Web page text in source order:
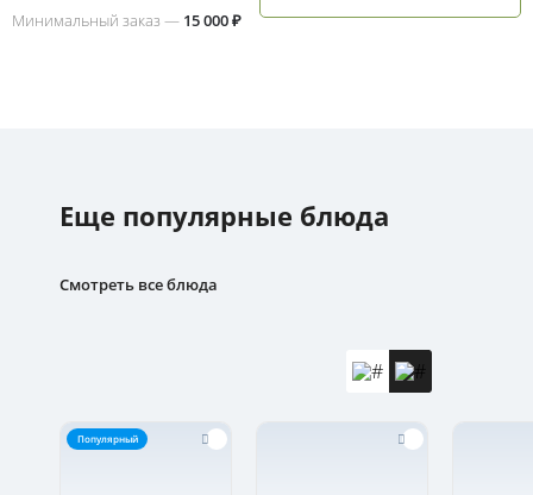
Минимальный заказ — 15 000 ₽
Еще популярные блюда
Смотреть все блюда
Популярный